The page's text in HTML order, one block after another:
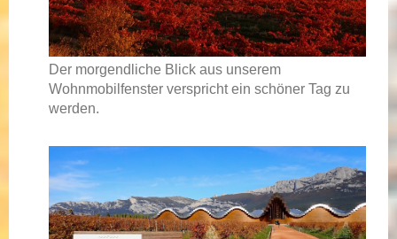
Der morgendliche Blick aus unserem
Wohnmobilfenster verspricht ein schöner Tag zu
werden.